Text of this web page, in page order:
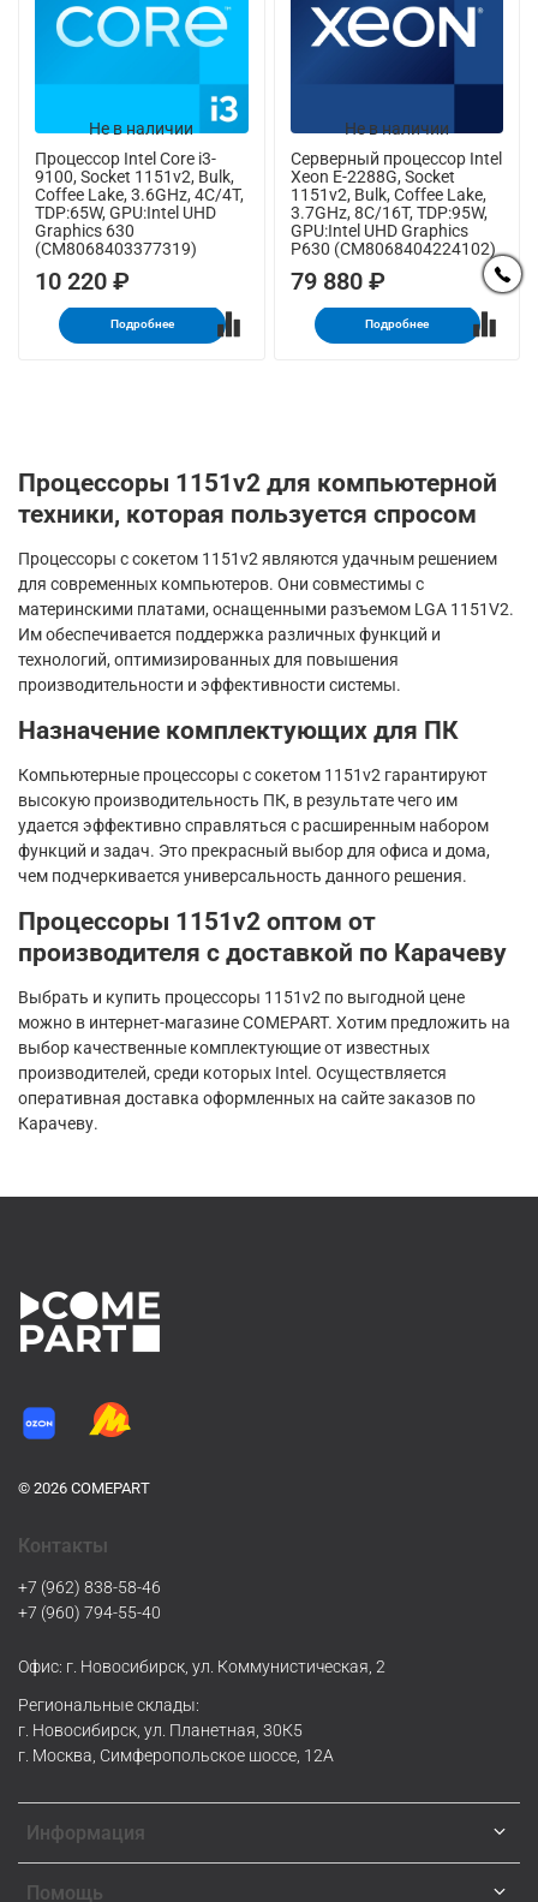
Не в наличии
Процессор Intel Core i3-
9100, Socket 1151v2, Bulk,
Coffee Lake, 3.6GHz, 4C/4T,
TDP:65W, GPU:Intel UHD
Graphics 630
(CM8068403377319)
10 220 ₽
Подробнее
Не в наличии
Серверный процессор Intel
Xeon E-2288G, Socket
1151v2, Bulk, Coffee Lake,
3.7GHz, 8C/16T, TDP:95W,
GPU:Intel UHD Graphics
P630 (CM8068404224102)
79 880 ₽
Подробнее
Процессоры 1151v2 для компьютерной
техники, которая пользуется спросом
Процессоры с сокетом 1151v2 являются удачным решением
для современных компьютеров. Они совместимы с
материнскими платами, оснащенными разъемом LGA 1151V2.
Им обеспечивается поддержка различных функций и
технологий, оптимизированных для повышения
производительности и эффективности системы.
Назначение комплектующих для ПК
Компьютерные процессоры с сокетом 1151v2 гарантируют
высокую производительность ПК, в результате чего им
удается эффективно справляться с расширенным набором
функций и задач. Это прекрасный выбор для офиса и дома,
чем подчеркивается универсальность данного решения.
Процессоры 1151v2 оптом от
производителя с доставкой по Карачеву
Выбрать и купить процессоры 1151v2 по выгодной цене
можно в интернет-магазине COMEPART. Хотим предложить на
выбор качественные комплектующие от известных
производителей, среди которых Intel. Осуществляется
оперативная доставка оформленных на сайте заказов по
Карачеву.
© 2026 COMEPART
Информация
Помощь
Контакты
+7 (962) 838-58-46
+7 (960) 794-55-40
Офис: г. Новосибирск, ул. Коммунистическая, 2
Региональные склады:
г. Новосибирск, ул. Планетная, 30К5
г. Москва, Симферопольское шоссе, 12А